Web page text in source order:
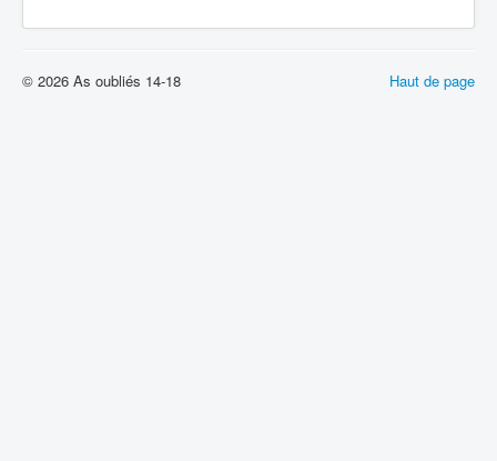
Haut de page
© 2026 As oubliés 14-18